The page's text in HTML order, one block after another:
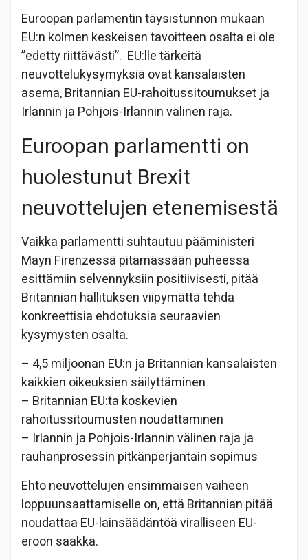
Euroopan parlamentin täysistunnon mukaan
EU:n kolmen keskeisen tavoitteen osalta ei ole
”edetty riittävästi”. EU:lle tärkeitä
neuvottelukysymyksiä ovat kansalaisten
asema, Britannian EU-rahoitussitoumukset ja
Irlannin ja Pohjois-Irlannin välinen raja.
Euroopan parlamentti on
huolestunut Brexit
neuvottelujen etenemisestä
Vaikka parlamentti suhtautuu pääministeri
Mayn Firenzessä pitämässään puheessa
esittämiin selvennyksiin positiivisesti, pitää
Britannian hallituksen viipymättä tehdä
konkreettisia ehdotuksia seuraavien
kysymysten osalta.
– 4,5 miljoonan EU:n ja Britannian kansalaisten
kaikkien oikeuksien säilyttäminen
– Britannian EU:ta koskevien
rahoitussitoumusten noudattaminen
– Irlannin ja Pohjois-Irlannin välinen raja ja
rauhanprosessin pitkänperjantain sopimus
Ehto neuvottelujen ensimmäisen vaiheen
loppuunsaattamiselle on, että Britannian pitää
noudattaa EU-lainsäädäntöä viralliseen EU-
eroon saakka.